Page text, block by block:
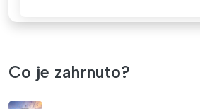
Co je zahrnuto?